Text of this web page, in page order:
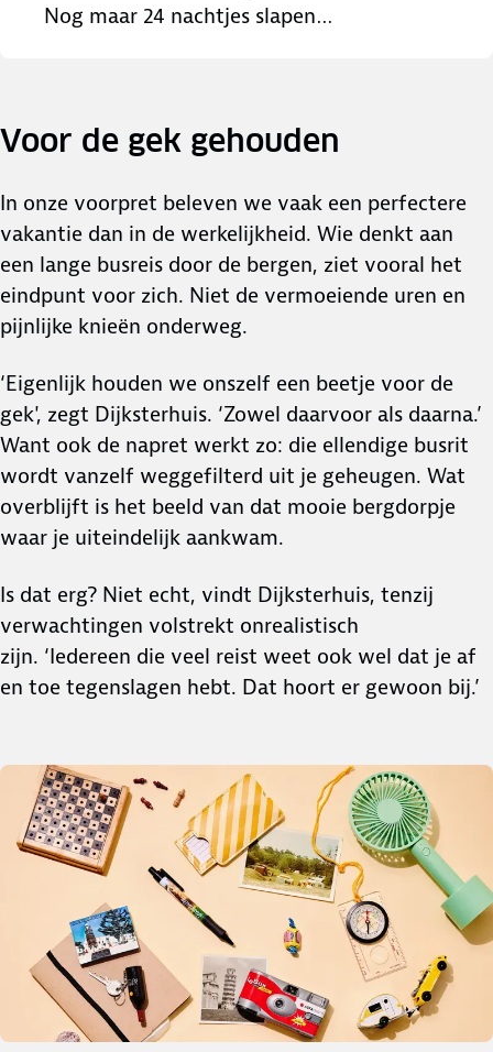
Nog maar 24 nachtjes slapen…
Voor de gek gehouden
In onze voorpret beleven we vaak een perfectere
vakantie dan in de werkelijkheid. Wie denkt aan
een lange busreis door de bergen, ziet vooral het
eindpunt voor zich. Niet de vermoeiende uren en
pijnlijke knieën onderweg.
‘Eigenlijk houden we onszelf een beetje voor de
gek', zegt Dijksterhuis. ‘Zowel daarvoor als daarna.’
Want ook de napret werkt zo: die ellendige busrit
wordt vanzelf weggefilterd uit je geheugen. Wat
overblijft is het beeld van dat mooie bergdorpje
waar je uiteindelijk aankwam.
Is dat erg? Niet echt, vindt Dijksterhuis, tenzij
verwachtingen volstrekt onrealistisch
zijn. ‘Iedereen die veel reist weet ook wel dat je af
en toe tegenslagen hebt. Dat hoort er gewoon bij.’